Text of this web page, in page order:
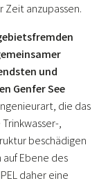
Zeit anzupassen.
und
Genfer See
die das
,
beschädigen
Ebene des
daher eine